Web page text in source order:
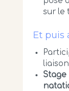
sur le
Et puis
Stage